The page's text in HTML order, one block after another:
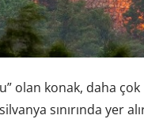
olan konak, daha
sınırında yer